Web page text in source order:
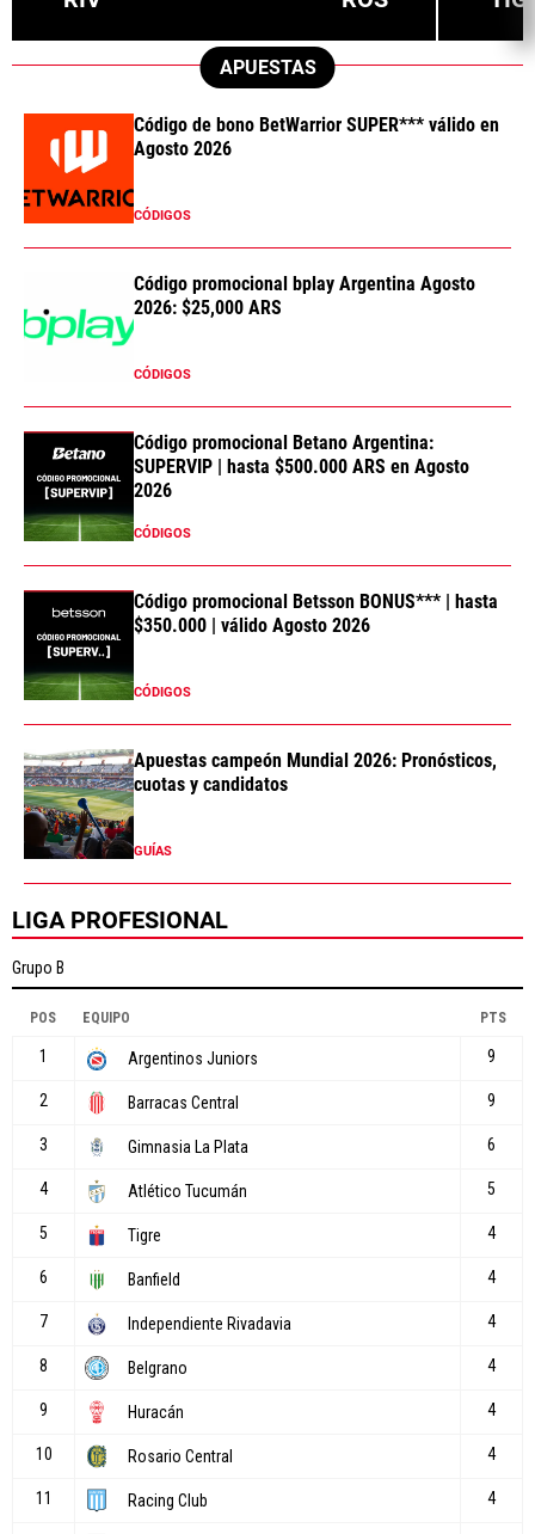
APUESTAS
Código de bono BetWarrior SUPER*** válido en
Agosto 2026
CÓDIGOS
Código promocional bplay Argentina Agosto
2026: $25,000 ARS
CÓDIGOS
Código promocional Betano Argentina:
SUPERVIP | hasta $500.000 ARS en Agosto
2026
CÓDIGOS
Código promocional Betsson BONUS*** | hasta
$350.000 | válido Agosto 2026
CÓDIGOS
Apuestas campeón Mundial 2026: Pronósticos,
cuotas y candidatos
GUÍAS
LIGA PROFESIONAL